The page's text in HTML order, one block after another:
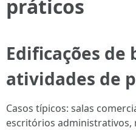
práticos
Edificações de
atividades de
Casos típicos: salas
escritórios administrativos,